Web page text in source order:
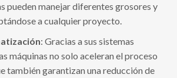
pueden manejar diferentes grosores y
a cualquier proyecto.
: Gracias a sus sistemas
máquinas no solo aceleran el proceso
también garantizan una reducción de